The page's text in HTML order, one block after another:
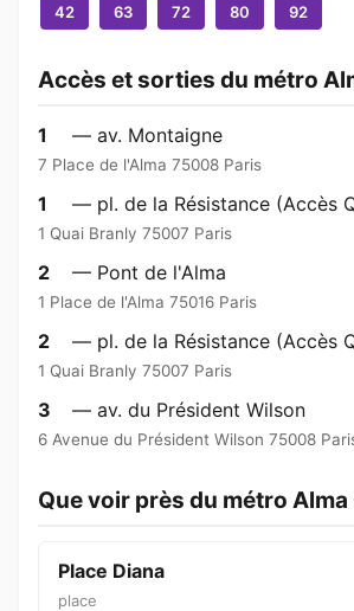
42 63 72 80 92
Accès et sorties du métro
1 — av. Montaigne
7 Place de l'Alma 75008 Paris
1 — pl. de la Résistance (Accès
1 Quai Branly 75007 Paris
2 — Pont de l'Alma
1 Place de l'Alma 75016 Paris
2 — pl. de la Résistance (Accès
1 Quai Branly 75007 Paris
3 — av. du Président Wilson
6 Avenue du Président Wilson 75008
Que voir près du métro
Place Diana
place